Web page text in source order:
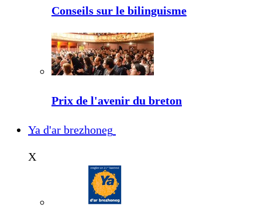
Conseils sur le bilinguisme
Prix de l'avenir du breton
Ya d'ar brezhoneg
X